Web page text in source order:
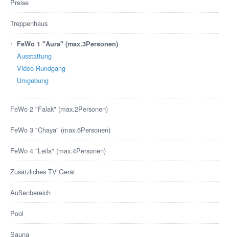
Preise
Treppenhaus
› FeWo 1 "Aura" (max.3Personen)
Ausstattung
Video Rundgang
Umgebung
FeWo 2 "Falak" (max.2Personen)
FeWo 3 "Chaya" (max.6Personen)
FeWo 4 "Leila" (max.4Personen)
Zusätzliches TV Gerät
Außenbereich
Pool
Sauna